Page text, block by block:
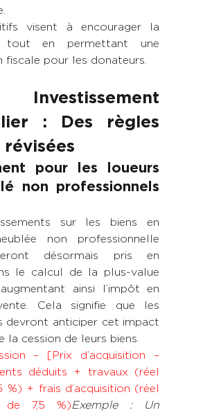
visent à encourager la
tout en permettant une
fiscale pour les donateurs.
: Des règles
pour les loueurs
non professionnels
sur les biens en
non professionnelle
désormais pris en
le calcul de la plus-value
ainsi l’impôt en
Cela signifie que les
devront anticiper cet impact
la cession de leurs biens.
– [Prix d’acquisition –
déduits + travaux (réel
%) + frais d’acquisition (réel
7,5 %)Exemple : Un